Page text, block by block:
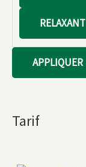
f
e
RELAXANT
APPLIQUER
Tarif